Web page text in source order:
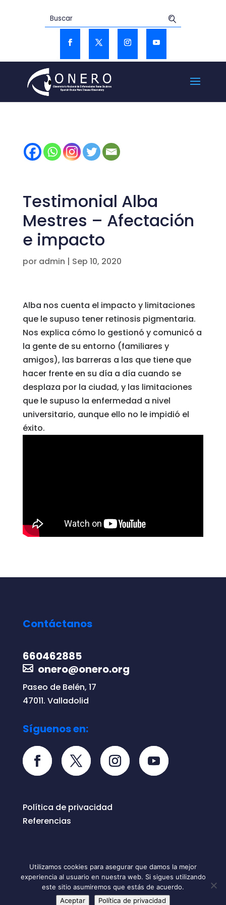
Testimonial Alba
Mestres – Afectación
e impacto
por admin | Sep 10, 2020
Alba nos cuenta el impacto y limitaciones
que le supuso tener retinosis pigmentaria.
Nos explica cómo lo gestionó y comunicó a
la gente de su entorno (familiares y
amigos), las barreras a las que tiene que
hacer frente en su día a día cuando se
desplaza por la ciudad, y las limitaciones
que le supuso la enfermedad a nivel
universitario, aunque ello no le impidió el
éxito.
Contáctanos
660462885
onero@onero.org
Paseo de Belén, 17
47011. Valladolid
Síguenos en:
Política de privacidad
Referencias
Todos los derechos reservados © 2026
ONERO
Utilizamos cookies para asegurar que damos la mejor
experiencia al usuario en nuestra web. Si sigues utilizando
este sitio asumiremos que estás de acuerdo.
Aceptar
Política de privacidad